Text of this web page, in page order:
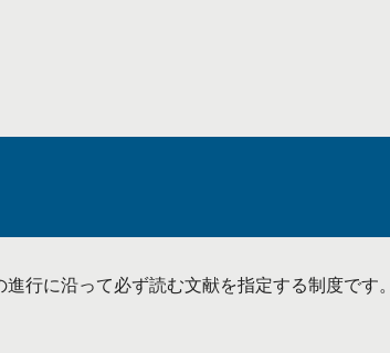
行に沿って必ず読む文献を指定する制度です。